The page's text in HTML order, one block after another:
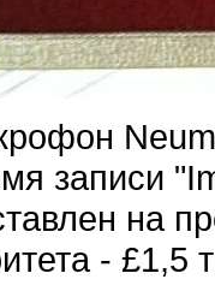
записи
на
- £1,5